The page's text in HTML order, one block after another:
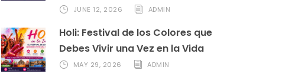
JUNE 12, 2026 ADMIN
Holi: Festival de los Colores que
Debes Vivir una Vez en la Vida
MAY 29, 2026 ADMIN